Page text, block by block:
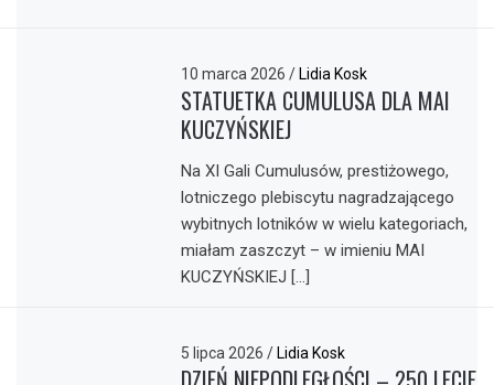
10 marca 2026/ Lidia Kosk
STATUETKA CUMULUSA DLA MAI
KUCZYŃSKIEJ
Na XI Gali Cumulusów, prestiżowego,
lotniczego plebiscytu nagradzającego
wybitnych lotników w wielu kategoriach,
miałam zaszczyt – w imieniu MAI
KUCZYŃSKIEJ […]
5 lipca 2026/ Lidia Kosk